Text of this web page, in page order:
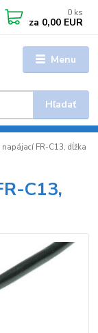
Menu
Hľadať
0 ks
za 0,00 EUR
napájací FR-C13, dĺžka
C13,